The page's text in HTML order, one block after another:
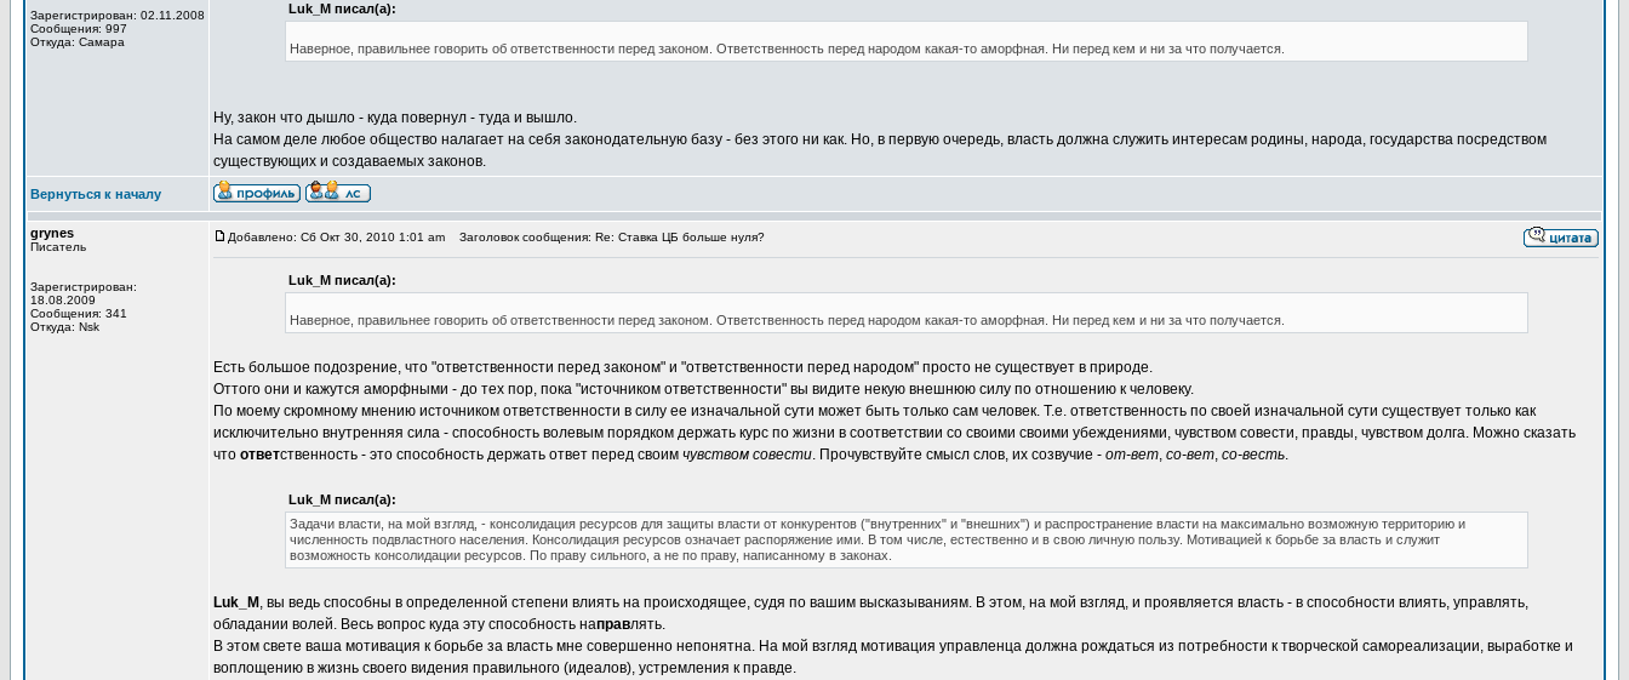
Зарегистрирован: 02.11.2008
Сообщения: 997
Откуда: Самара
Luk_M писал(а):
Наверное, правильнее говорить об ответственности перед законом. Ответственность перед народом какая-то аморфная. Ни перед кем и ни за что получается.
Ну, закон что дышло - куда повернул - туда и вышло.
На самом деле любое общество налагает на себя законодательную базу - без этого ни как. Но, в первую очередь, власть должна служить интересам родины, народа, государства посредством
существующих и создаваемых законов.
Вернуться к началу
grynes
Писатель
Зарегистрирован:
18.08.2009
Сообщения: 341
Откуда: Nsk
Добавлено: Сб Окт 30, 2010 1:01 am Заголовок сообщения: Re: Ставка ЦБ больше нуля?
Luk_M писал(а):
Наверное, правильнее говорить об ответственности перед законом. Ответственность перед народом какая-то аморфная. Ни перед кем и ни за что получается.
Есть большое подозрение, что "ответственности перед законом" и "ответственности перед народом" просто не существует в природе.
Оттого они и кажутся аморфными - до тех пор, пока "источником ответственности" вы видите некую внешнюю силу по отношению к человеку.
По моему скромному мнению источником ответственности в силу ее изначальной сути может быть только сам человек. Т.е. ответственность по своей изначальной сути существует только как
исключительно внутренняя сила - способность волевым порядком держать курс по жизни в соответствии со своими своими убеждениями, чувством совести, правды, чувством долга. Можно сказать
что ответственность - это способность держать ответ перед своим чувством совести. Прочувствуйте смысл слов, их созвучие - от-вет, со-вет, со-весть.
Luk_M писал(а):
Задачи власти, на мой взгляд, - консолидация ресурсов для защиты власти от конкурентов ("внутренних" и "внешних") и распространение власти на максимально возможную территорию и
численность подвластного населения. Консолидация ресурсов означает распоряжение ими. В том числе, естественно и в свою личную пользу. Мотивацией к борьбе за власть и служит
возможность консолидации ресурсов. По праву сильного, а не по праву, написанному в законах.
Luk_M , вы ведь способны в определенной степени влиять на происходящее, судя по вашим высказываниям. В этом, на мой взгляд, и проявляется власть - в способности влиять, управлять,
обладании волей. Весь вопрос куда эту способность направлять.
В этом свете ваша мотивация к борьбе за власть мне совершенно непонятна. На мой взгляд мотивация управленца должна рождаться из потребности к творческой самореализации, выработке и
воплощению в жизнь своего видения правильного (идеалов), устремления к правде.